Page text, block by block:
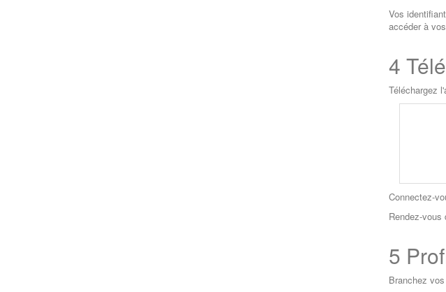
Vos
accéder à
4
Téléchargez
Connectez-
Rendez-
5
Branchez